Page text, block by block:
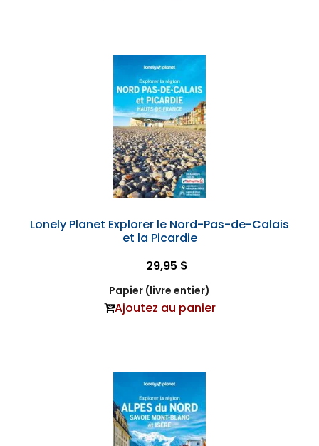
Lonely Planet Explorer le Nord-Pas-de-Calais
et la Picardie
29,95 $
Papier (livre entier)
Ajoutez au panier